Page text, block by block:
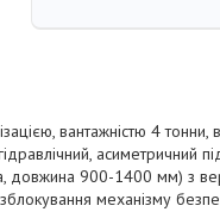
вантажністю 4 тонни,
асиметричний
довжина 900-1400 мм) з
механізму